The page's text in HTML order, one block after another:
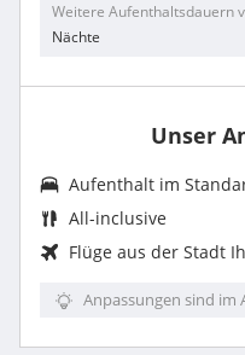
Weitere Aufenthaltsdauern
Nächte
Unser
Aufenthalt im
All-inclusive
Flüge aus der Stadt
Anpassungen sind